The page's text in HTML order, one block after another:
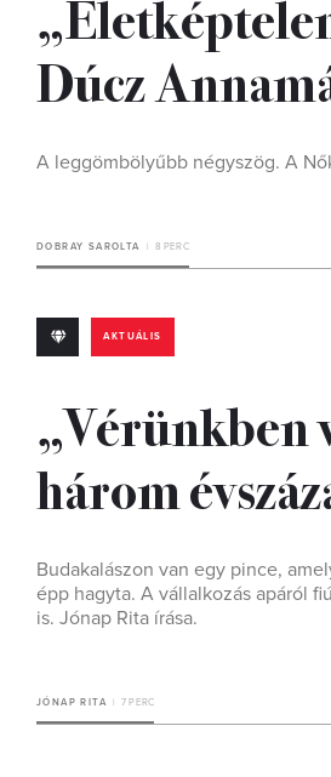
Dúcz
A leggömbölyűbb négyszög. A
DOBRAY SAROLTA 8 PERC
AKTUÁLIS
„Vérünkben
három
Budakalászon van egy pince,
épp hagyta. A vállalkozás apáról
is. Jónap Rita írása.
JÓNAP RITA 7 PERC